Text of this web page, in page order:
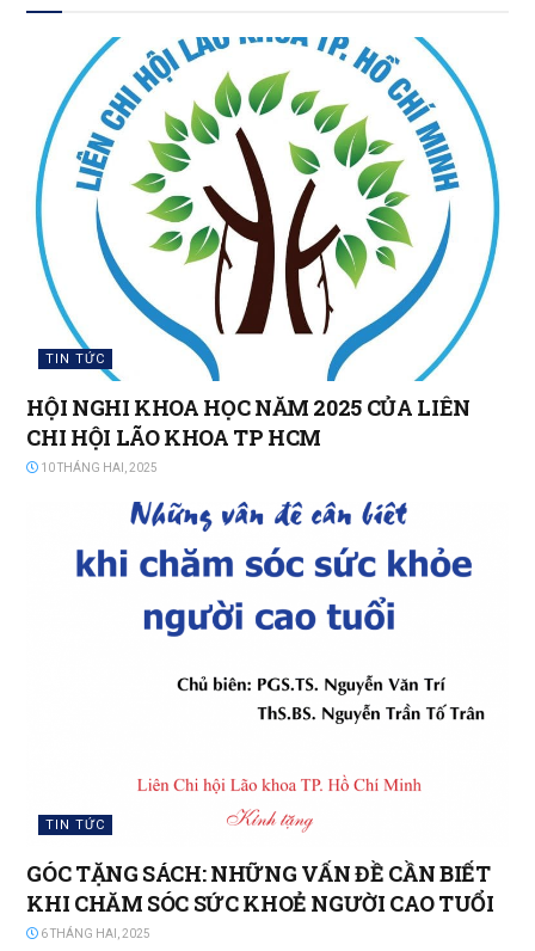
TIN TỨC
HỘI NGHI KHOA HỌC NĂM 2025 CỦA LIÊN
CHI HỘI LÃO KHOA TP HCM
10 THÁNG HAI, 2025
TIN TỨC
GÓC TẶNG SÁCH: NHỮNG VẤN ĐỀ CẦN BIẾT
KHI CHĂM SÓC SỨC KHOẺ NGƯỜI CAO TUỔI
6 THÁNG HAI, 2025